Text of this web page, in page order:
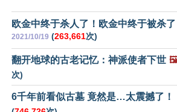
欧金中终于杀人了！欧金中终于被杀
2021/10/19 (263,661次)
翻开地球的古老记忆：神派使者下世
次)
6千年前看似古墓 竟然是…太震撼了！